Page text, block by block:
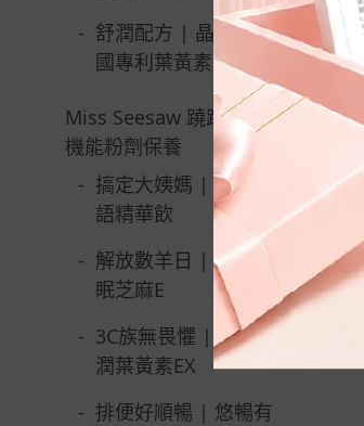
Miss Seesaw系列 | 兩件組
體驗價99元
8月限定 | 買1送1
晶亮EX | 購買即贈水活極
潤葉黃素
- 舒潤配方 | 晶亮EX美
國專利葉黃素膠囊
Miss Seesaw 蹺蹺板小姐 |
機能粉劑保養
- 搞定大姨媽 | 月月私
語精華飲
- 解放數羊日 | 夜舒好
眠芝麻E
- 3C族無畏懼 | 水活極
潤葉黃素EX
- 排便好順暢 | 悠暢有